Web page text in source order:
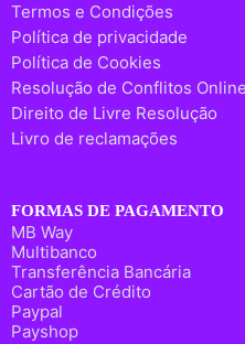
Termos e Condições
Política de privacidade
Política de Cookies
Resolução de Conflitos Online
Direito de Livre Resolução
Livro de reclamações
FORMAS DE PAGAMENTO
MB Way
Multibanco
Transferência Bancária
Cartão de Crédito
Paypal
Payshop